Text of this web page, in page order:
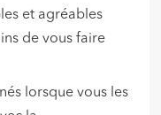
et agréables
de vous faire
lorsque vous les